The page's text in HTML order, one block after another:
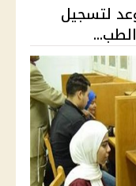
آخر موعد لتسجيل